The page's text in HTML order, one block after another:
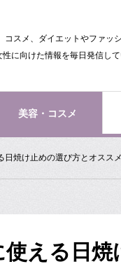
コスメ、ダイエットやファッ
に向けた情報を毎日発信して
美容・コスメ
日焼け止めの選び方とオスス
える日焼